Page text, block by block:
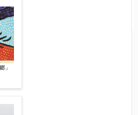
ましたらご入力ください
」